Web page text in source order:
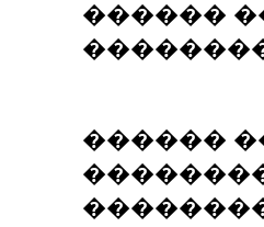
������ ��:
������